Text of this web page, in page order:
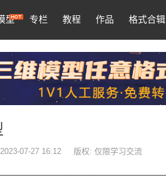
型 专栏 教程 作品 格式合辑
2023-07-27 16:12 版权: 仅限学习交流